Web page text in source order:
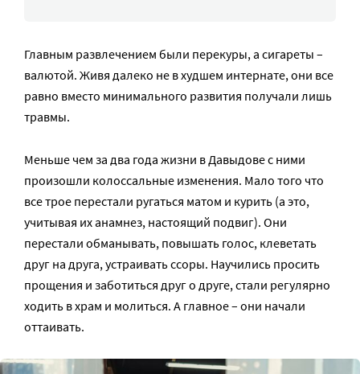
Главным развлечением были перекуры, а сигареты –
валютой. Живя далеко не в худшем интернате, они все
равно вместо минимального развития получали лишь
травмы.
Меньше чем за два года жизни в Давыдове с ними
произошли колоссальные изменения. Мало того что
все трое перестали ругаться матом и курить (а это,
учитывая их анамнез, настоящий подвиг). Они
перестали обманывать, повышать голос, клеветать
друг на друга, устраивать ссоры. Научились просить
прощения и заботиться друг о друге, стали регулярно
ходить в храм и молиться. А главное – они начали
оттаивать.